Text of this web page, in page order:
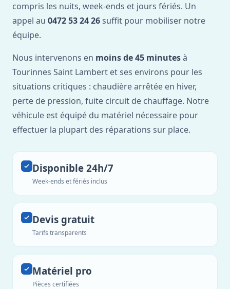
compris les nuits, week-ends et jours fériés. Un
appel au 0472 53 24 26 suffit pour mobiliser notre
équipe.
Nous intervenons en moins de 45 minutesà
Tourinnes Saint Lambert et ses environs pour les
situations critiques : chaudière arrêtée en hiver,
perte de pression, fuite circuit de chauffage. Notre
véhicule est équipé du matériel nécessaire pour
effectuer la plupart des réparations sur place.
Disponible 24h/7
Week-ends et fériés inclus
Devis gratuit
Tarifs transparents
Matériel pro
Pièces certifiées